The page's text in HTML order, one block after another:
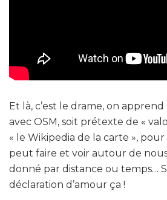
Et là, c’est le drame, on apprend
avec OSM, soit prétexte de «
« le Wikipedia de la carte »,
peut faire et voir autour de
donné par distance ou temps…
déclaration d’amour ça !